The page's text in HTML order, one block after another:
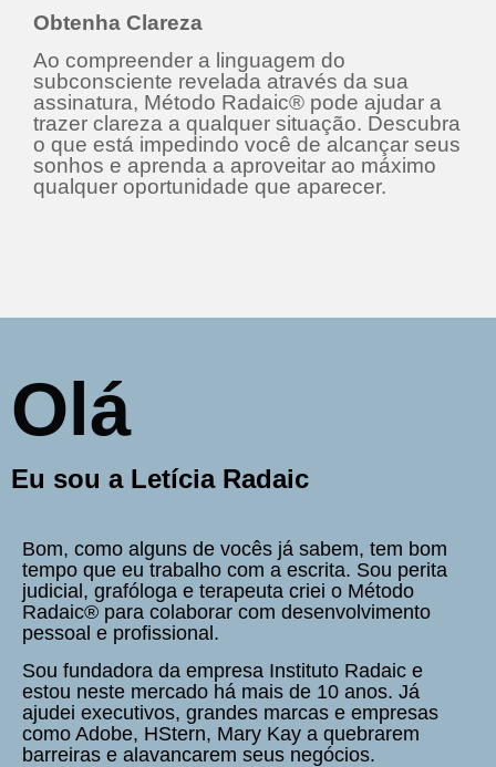
Obtenha Clareza
Ao compreender a linguagem do
subconsciente revelada através da sua
assinatura, Método Radaic® pode ajudar a
trazer clareza a qualquer situação. Descubra
o que está impedindo você de alcançar seus
sonhos e aprenda a aproveitar ao máximo
qualquer oportunidade que aparecer.
Olá
Eu sou a Letícia Radaic
Bom, como alguns de vocês já sabem, tem bom
tempo que eu trabalho com a escrita. Sou perita
judicial, grafóloga e terapeuta criei o Método
Radaic® para colaborar com desenvolvimento
pessoal e profissional.
Sou fundadora da empresa Instituto Radaic e
estou neste mercado há mais de 10 anos. Já
ajudei executivos, grandes marcas e empresas
como Adobe, HStern, Mary Kay a quebrarem
barreiras e alavancarem seus negócios.